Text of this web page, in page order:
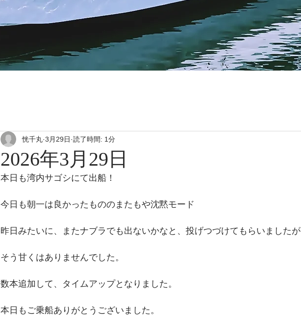
2026年3月29日
恍千丸 3月29日 読了時間: 1分
本日も湾内サゴシにて出船！
今日も朝一は良かったもののまたもや沈黙モード
昨日みたいに、またナブラでも出ないかなと、投げつづけてもらいましたが
そう甘くはありませんでした。
数本追加して、タイムアップとなりました。
本日もご乗船ありがとうございました。